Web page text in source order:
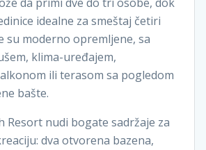
idealne za smeštaj četiri
su moderno opremljene, sa
klima-uređajem,
ili terasom sa pogledom
bašte.
Resort nudi bogate sadržaje za
dva otvorena bazena,